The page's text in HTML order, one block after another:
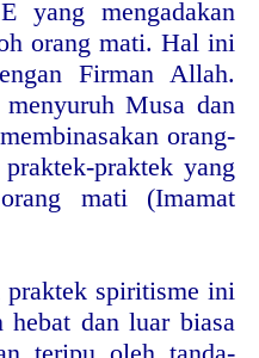
yang mengadakan
orang mati. Hal ini
Firman Allah.
Musa dan
orang-
praktek yang
mati (Imamat
praktek spiritisme ini
hebat dan luar biasa